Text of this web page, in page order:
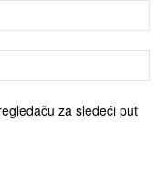
za sledeći put